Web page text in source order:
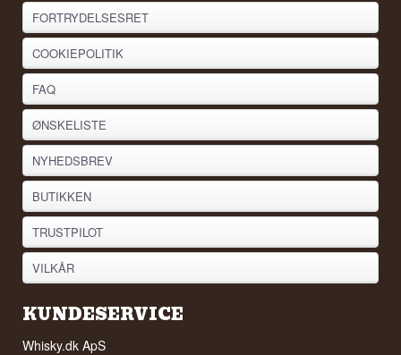
FORTRYDELSESRET
COOKIEPOLITIK
FAQ
ØNSKELISTE
NYHEDSBREV
BUTIKKEN
TRUSTPILOT
VILKÅR
KUNDESERVICE
Whisky.dk ApS